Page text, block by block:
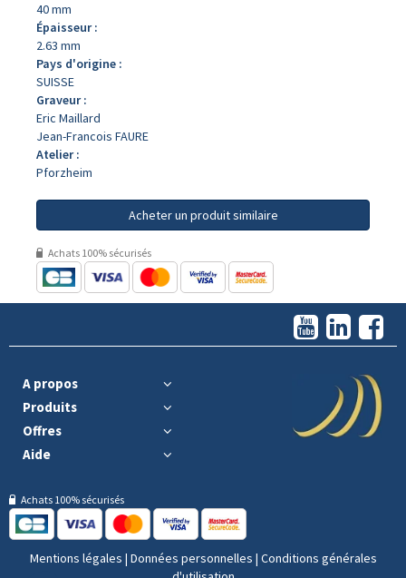
40 mm
Épaisseur :
2.63 mm
Pays d'origine :
SUISSE
Graveur :
Eric Maillard
Jean-Francois FAURE
Atelier :
Pforzheim
Acheter un produit similaire
Achats 100% sécurisés
A propos
Produits
Offres
Aide
Achats 100% sécurisés
Mentions légales | Données personnelles | Conditions générales